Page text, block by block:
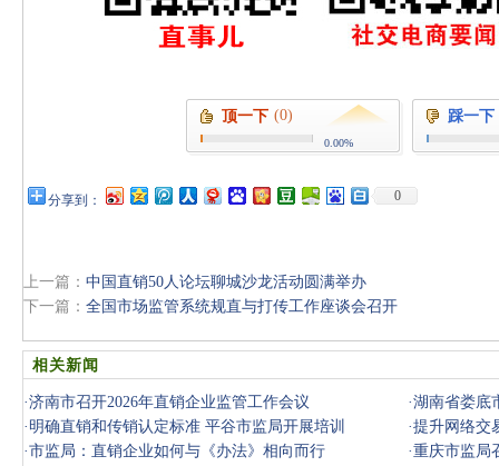
顶一下 (0)
0.00%
踩一下
分享到： 0
上一篇： 中国直销50人论坛聊城沙龙活动圆满举办
下一篇： 全国市场监管系统规直与打传工作座谈会召开
相关新闻
·济南市召开2026年直销企业监管工作会议 ·湖南省娄底
· 明确直销和传销认定标准 平谷市监局开展培训 ·提升网络交
·市监局：直销企业如何与《办法》相向而行 ·重庆市监局